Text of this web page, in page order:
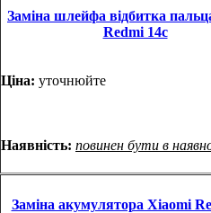
Заміна шлейфа відбитка
Redmi 14c
Ціна: уточнюйте
Наявність: повинен бути в
Заміна акумулятора Xiaomi